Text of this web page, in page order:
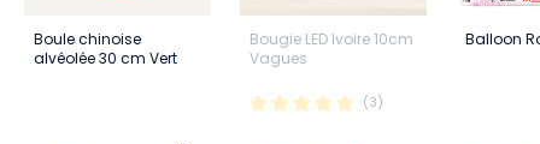
Boule chinoise
alvéolée 30 cm Vert
Bougie LED Ivoire 10cm
Vagues
(3)
Balloon